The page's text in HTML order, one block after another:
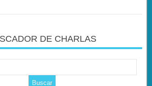
DE CHARLAS